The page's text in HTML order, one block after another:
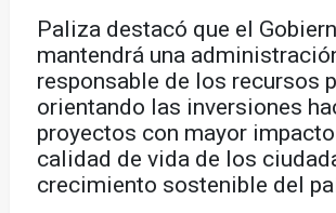
Paliza destacó que el
mantendrá una
responsable de los recursos
orientando las inversiones
proyectos con mayor
calidad de vida de los
crecimiento sostenible del